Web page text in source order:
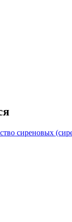
сиреновых